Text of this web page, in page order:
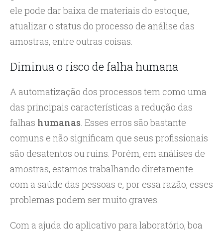
ele pode dar baixa de materiais do estoque,
atualizar o status do processo de análise das
amostras, entre outras coisas.
Diminua o risco de falha humana
A automatização dos processos tem como uma
das principais características a redução das
falhas humanas. Esses erros são bastante
comuns e não significam que seus profissionais
são desatentos ou ruins. Porém, em análises de
amostras, estamos trabalhando diretamente
com a saúde das pessoas e, por essa razão, esses
problemas podem ser muito graves.
Com a ajuda do aplicativo para laboratório, boa